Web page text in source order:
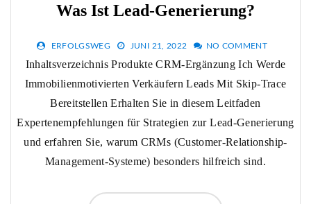
Was Ist Lead-Generierung?
ERFOLGSWEG JUNI 21, 2022 NO COMMENT
Inhaltsverzeichnis Produkte CRM-Ergänzung Ich Werde
Immobilienmotivierten Verkäufern Leads Mit Skip-Trace
Bereitstellen Erhalten Sie in diesem Leitfaden
Expertenempfehlungen für Strategien zur Lead-Generierung
und erfahren Sie, warum CRMs (Customer-Relationship-
Management-Systeme) besonders hilfreich sind.